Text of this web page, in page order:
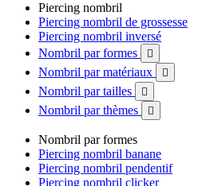
Piercing nombril
Piercing nombril de grossesse
Piercing nombril inversé
Nombril par formes

Nombril par matériaux 
Nombril par tailles 
Nombril par thèmes 
Nombril par formes
Piercing nombril banane
Piercing nombril pendentif
Piercing nombril clicker